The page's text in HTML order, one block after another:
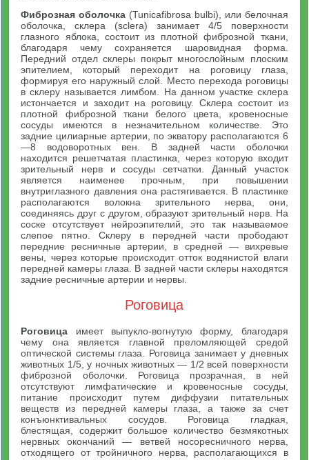
Фиброзная оболочка (Tunicafibrosa bulbi), или белочная
оболочка, склера (sclera) занимает 4/5 поверхности
глазного яблока, состоит из плотной фиброзной ткани,
благодаря чему сохраняется шаровидная форма.
Передний отдел склеры покрыт многослойным плоским
эпителием, который переходит на роговицу глаза,
формируя его наружный слой. Место перехода роговицы
в склеру называется лимбом. На данном участке склера
истончается и заходит на роговицу. Склера состоит из
плотной фиброзной ткани белого цвета, кровеносные
сосуды имеются в незначительном количестве. Это
задние цилиарные артерии, по экватору располагаются 6
—8 водоворотных вен. В задней части оболочки
находится решетчатая пластинка, через которую входит
зрительный нерв и сосуды сетчатки. Данный участок
является наименее прочным, при повышении
внутриглазного давления она растягивается. В пластинке
располагаются волокна зрительного нерва, они,
соединяясь друг с другом, образуют зрительный нерв. На
соске отсутствует нейроэпителий, это так называемое
слепое пятно. Склеру в передней части прободают
передние ресничные артерии, в средней — вихревые
вены, через которые происходит отток водянистой влаги
передней камеры глаза. В задней части склеры находятся
задние ресничные артерии и нервы.
Роговица
Роговица имеет выпукло-вогнутую форму, благодаря
чему она является главной преломляющей средой
оптической системы глаза. Роговица занимает у дневных
животных 1/5, у ночных животных — 1/2 всей поверхности
фиброзной оболочки. Роговица прозрачная, в ней
отсутствуют лимфатические и кровеносные сосуды,
питание происходит путем диффузии питательных
веществ из передней камеры глаза, а также за счет
конъюнктивальных сосудов. Роговица гладкая,
блестящая, содержит большое количество безмякотных
нервных окончаний — ветвей носоресничного нерва,
отходящего от тройничного нерва, располагающихся в